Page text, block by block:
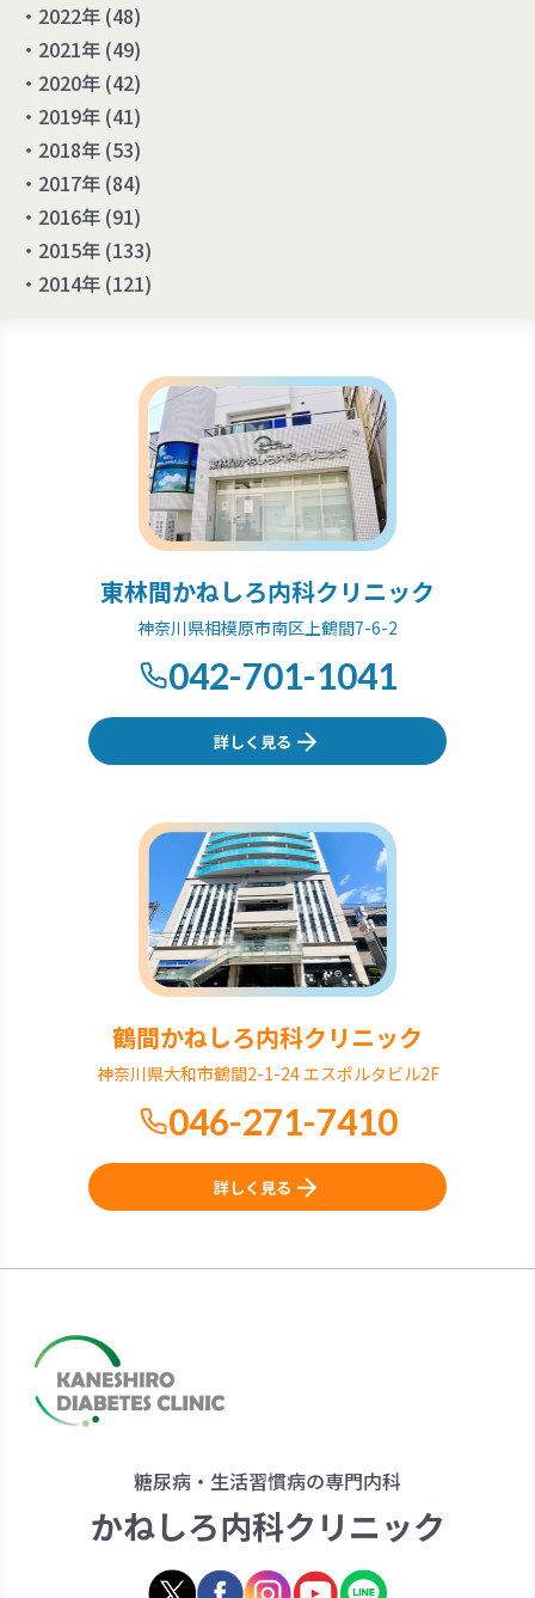
2022年 (48)
2021年 (49)
2020年 (42)
2019年 (41)
2018年 (53)
2017年 (84)
2016年 (91)
2015年 (133)
2014年 (121)
東林間かねしろ内科クリニック
神奈川県相模原市南区上鶴間7-6-2
042-701-1041
詳しく見る
鶴間かねしろ内科クリニック
神奈川県大和市鶴間2-1-24 エスポルタビル2F
046-271-7410
詳しく見る
糖尿病・生活習慣病の専門内科
かねしろ内科クリニック